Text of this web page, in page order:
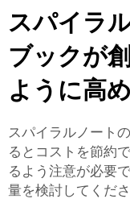
スパイラ
ブックが
ように高
スパイラルノート
るとコストを節約
るよう注意が必要
量を検討してくだ